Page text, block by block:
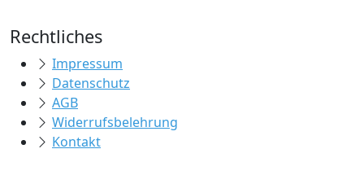
Rechtliches
Impressum
Datenschutz
AGB
Widerrufsbelehrung
Kontakt